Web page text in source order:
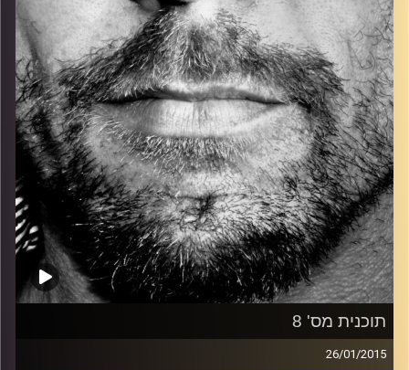
קרדיט תמונות: David Goehring
תוכנית מס' 8
26/01/2015